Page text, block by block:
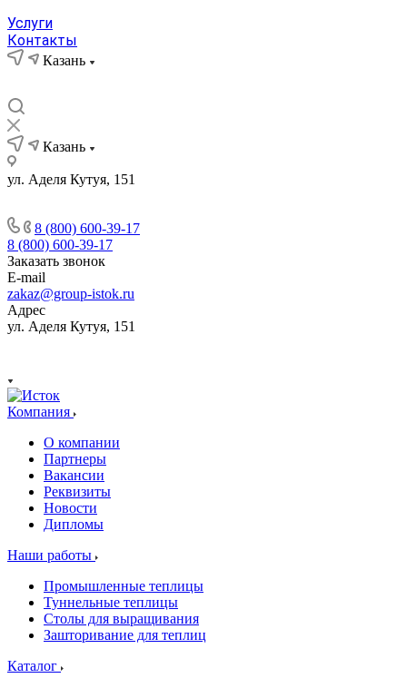
Услуги
Контакты
Казань
Казань
ул. Аделя Кутуя, 151
8 (800) 600-39-17
8 (800) 600-39-17
Заказать звонок
E-mail
zakaz@group-istok.ru
Адрес
ул. Аделя Кутуя, 151
Компания
О компании
Партнеры
Вакансии
Реквизиты
Новости
Дипломы
Наши работы
Промышленные теплицы
Туннельные теплицы
Столы для выращивания
Зашторивание для теплиц
Каталог